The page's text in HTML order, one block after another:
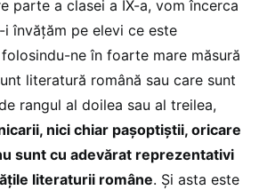
parte a clasei a IX-a, vom încerca
i învățăm pe elevi ce este
ne în foarte mare măsură
literatură română sau care sunt
rangul al doilea sau al treilea,
nici chiar pașoptiștii, oricare
sunt cu adevărat reprezentativi
literaturii române. Și asta este